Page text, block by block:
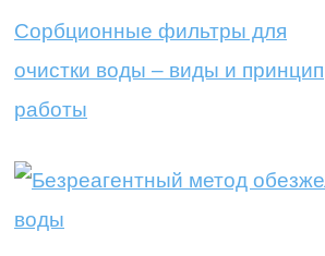
Сорбционные фильтры для
очистки воды – виды и принцип
работы